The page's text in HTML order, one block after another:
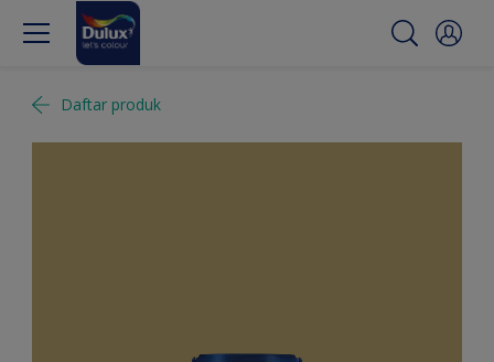
Daftar produk